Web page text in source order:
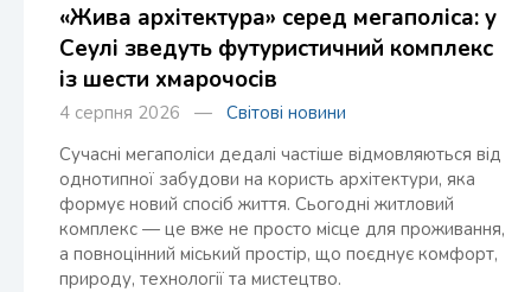
«Жива архітектура» серед мегаполіса: у
Сеулі зведуть футуристичний комплекс
із шести хмарочосів
4 серпня 2026 — Світові новини
Сучасні мегаполіси дедалі частіше відмовляються від
однотипної забудови на користь архітектури, яка
формує новий спосіб життя. Сьогодні житловий
комплекс — це вже не просто місце для проживання,
а повноцінний міський простір, що поєднує комфорт,
природу, технології та мистецтво.